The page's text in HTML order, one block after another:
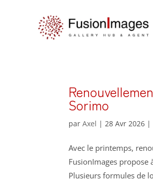
Sorimo
parAxel |28 Avr 2026 |
Avec le printemps,
FusionImages propose
Plusieurs formules de